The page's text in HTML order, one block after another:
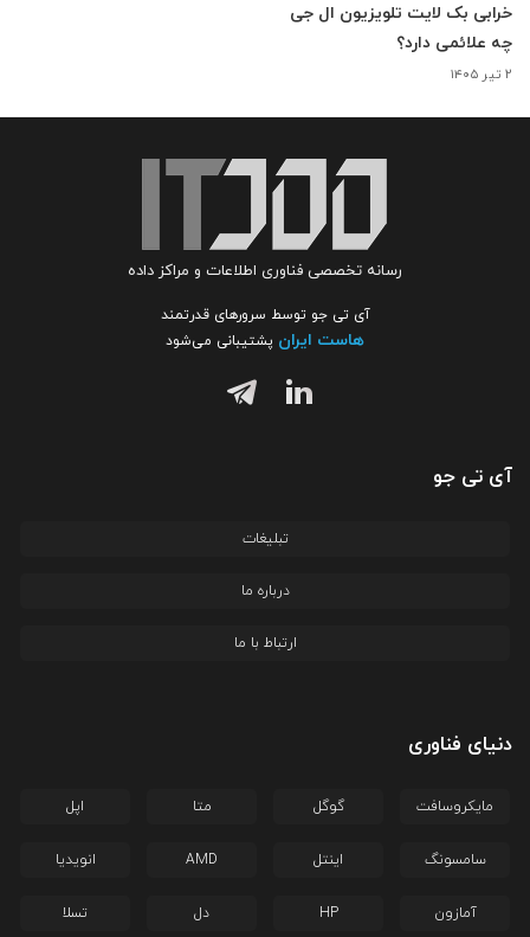
خرابی بک لایت تلویزیون ال جی
چه علائمی دارد؟
۲ تیر ۱۴۰۵
رسانه تخصصی فناوری اطلاعات و مراکز داده
آی تی جو توسط سرورهای قدرتمند
هاست ایران پشتیبانی می‌شود
آی تی جو
تبلیغات
درباره ما
ارتباط با ما
دنیای فناوری
مایکروسافت گوگل متا اپل
سامسونگ اینتل AMD انویدیا
آمازون HP دل تسلا